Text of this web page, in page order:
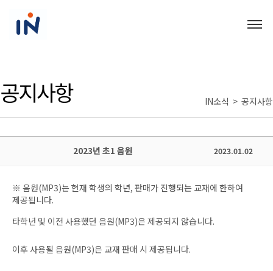
공지사항 IN소식 > 공지사항
2023년 초1 음원 2023.01.02
※ 음원(MP3)는 현재 학생의 학년, 판매가 진행되는 교재에 한하여
제공됩니다.
타학년 및 이전 사용했던 음원(MP3)은 제공되지 않습니다.
이후 사용될 음원(MP3)은 교재 판매 시 제공됩니다.